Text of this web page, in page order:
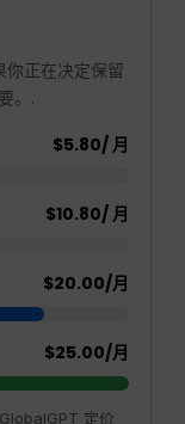
你正在决定保留
。.
$5.80/ 月
$10.80/ 月
$20.00/月
$25.00/月
定价